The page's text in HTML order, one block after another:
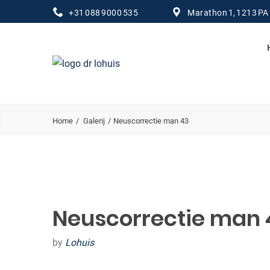
+31 088 9000 535 Marathon 1, 1213
Home Galerij Neuscorrectie man 43
Neuscorrectie man
by Lohuis